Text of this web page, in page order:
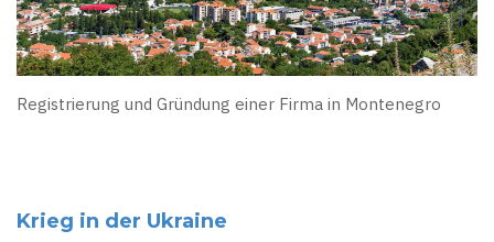
Registrierung und Gründung einer Firma in Montenegro
Krieg in der Ukraine